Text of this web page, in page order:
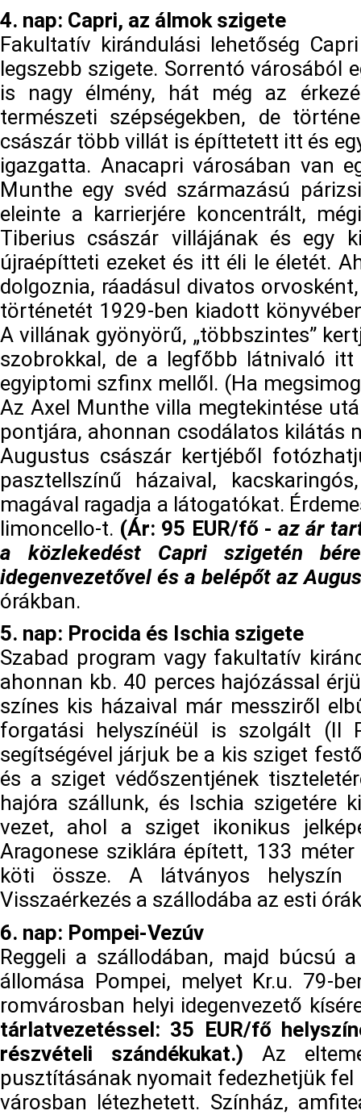
4. nap: Capri, az álmok szigete
Fakultatív kirándulási lehetőség
legszebb szigete. Sorrentó városából
is nagy élmény, hát még az
természeti szépségekben, de
császár több villát is építtetett itt és
igazgatta. Anacapri városában van
Munthe egy svéd származású
eleinte a karrierjére koncentrált,
Tiberius császár villájának és egy
újraépítteti ezeket és itt éli le életét.
dolgoznia, ráadásul divatos
történetét 1929-ben kiadott
A villának gyönyörű, „többszintes”
szobrokkal, de a legfőbb látnivaló
egyiptomi szfinx mellől. (Ha
Az Axel Munthe villa megtekintése
pontjára, ahonnan csodálatos kilátás
Augustus császár kertjéből
pasztellszínű házaival,
magával ragadja a látogatókat.
limoncello-t. (Ár: 95 EUR/fő -az ár
a közlekedést Capri szigetén
idegenvezetővel és a belépőt az
órákban.
5. nap: Procida és Ischia szigete
Szabad program vagy fakultatív
ahonnan kb. 40 perces hajózással
színes kis házaival már messziről
forgatási helyszínéül is szolgált (Il
segítségével járjuk be a kis sziget
és a sziget védőszentjének
hajóra szállunk, és Ischia szigetére
vezet, ahol a sziget ikonikus
Aragonese sziklára épített, 133
köti össze. A látványos helyszín
Visszaérkezés a szállodába az esti
6. nap: Pompei-Vezúv
Reggeli a szállodában, majd búcsú
állomása Pompei, melyet Kr.u. 79-
romvárosban helyi idegenvezető
tárlatvezetéssel: 35 EUR/fő
részvételi szándékukat.) Az
pusztításának nyomait fedezhetjük
városban létezhetett. Színház,